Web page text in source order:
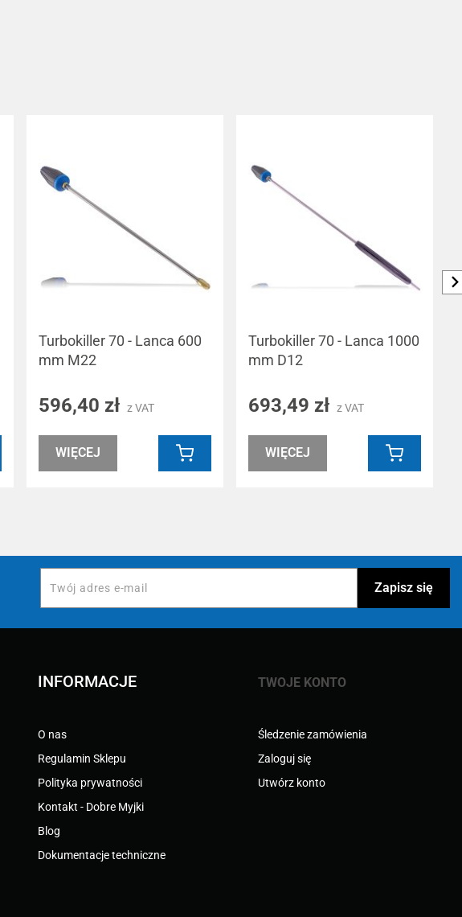
Turbokiller 70 - Lanca 600
mm M22
596,40 zł z VAT
WIĘCEJ
Turbokiller 70 - Lanca 1000
mm D12
693,49 zł z VAT
WIĘCEJ
INFORMACJE
O nas
Regulamin Sklepu
Polityka prywatności
Kontakt - Dobre Myjki
Blog
Dokumentacje techniczne
TWOJE KONTO
Śledzenie zamówienia
Zaloguj się
Utwórz konto